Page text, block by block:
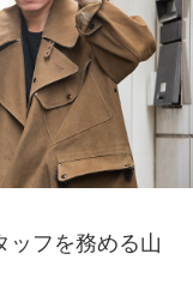
ッフを務める山